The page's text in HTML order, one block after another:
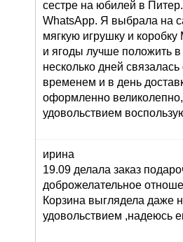
сестре на юбилей в
WhatsApp. Я выбрала на
мягкую игрушку и
и ягоды лучше положить
несколько дней
временем и в день
оформленно
удовольствием
ирина
19.09 делала заказ
доброжелательное
Корзина выглядела даже
удовольствием ,надеюсь